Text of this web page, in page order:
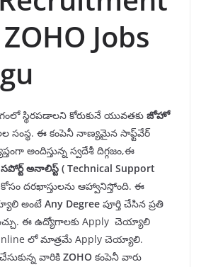
Jobs
స్థిరపడాలని కోరుకునే యువతకు జోహో
సంస్థ. ఈ కంపెనీ నాణ్యమైన సాఫ్ట్‌వేర్
అందిస్తున్న స్వదేశీ దిగ్గజం,ఈ
అనాలిస్ట్ ( Technical Support
కోసం దరఖాస్తులను ఆహ్వానిస్తోంది. ఈ
అంటే Any Degree పూర్తి చేసిన ప్రతి
ఈ ఉద్యోగాలకు Apply చెయ్యాలి
లో మాత్రమే Apply చెయ్యాలి.
వారికి ZOHO కంపెనీ వారు